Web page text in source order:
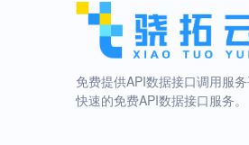
免费提供API数据接口调用服
快速的免费API数据接口服务。